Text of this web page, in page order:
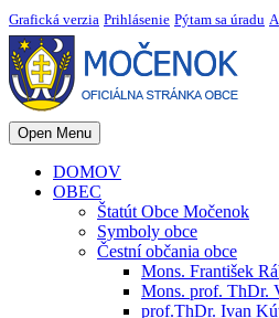
Grafická verzia Prihlásenie Pýtam sa úradu
Open Menu
DOMOV
OBEC
Štatút Obce Močenok
Symboly obce
Čestní občania obce
Mons. František
Mons. prof. ThDr.
prof.ThDr. Ivan